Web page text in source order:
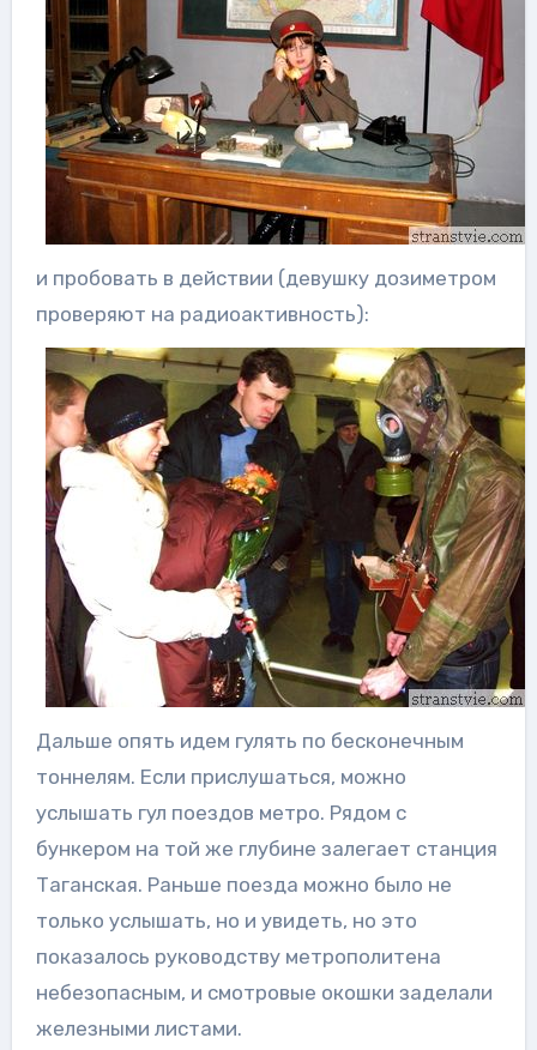
и пробовать в действии (девушку дозиметром
проверяют на радиоактивность):
Дальше опять идем гулять по бесконечным
тоннелям. Если прислушаться, можно
услышать гул поездов метро. Рядом с
бункером на той же глубине залегает станция
Таганская. Раньше поезда можно было не
только услышать, но и увидеть, но это
показалось руководству метрополитена
небезопасным, и смотровые окошки заделали
железными листами.